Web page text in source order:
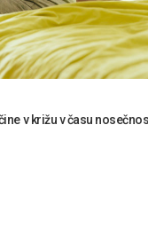
v križu v času